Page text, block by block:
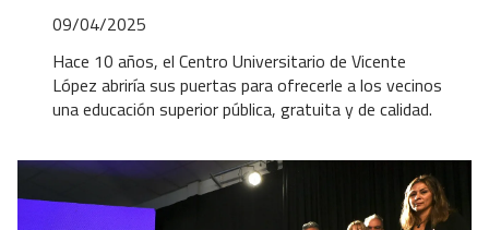
Hace 10 años, el Centro Universitario de Vicente
López abriría sus puertas para ofrecerle a los vecinos
una educación superior pública, gratuita y de calidad.
09/04/2025